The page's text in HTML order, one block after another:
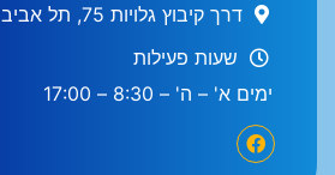
דרך קיבוץ גלויות 75, תל אביב
שעות פעילות
ימים א' – ה' – 8:30 – 17:00